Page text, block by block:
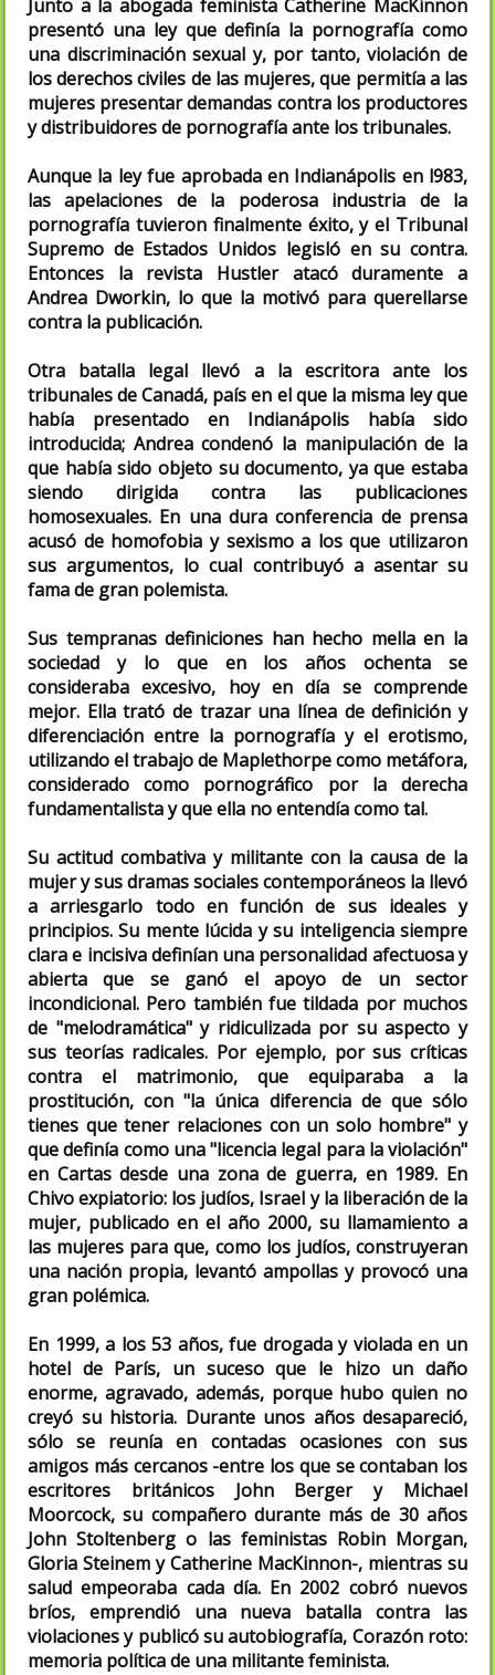
Junto a la abogada feminista Catherine MacKinnon
presentó una ley que definía la pornografía como
una discriminación sexual y, por tanto, violación de
los derechos civiles de las mujeres, que permitía a las
mujeres presentar demandas contra los productores
y distribuidores de pornografía ante los tribunales.
Aunque la ley fue aprobada en Indianápolis en l983,
las apelaciones de la poderosa industria de la
pornografía tuvieron finalmente éxito, y el Tribunal
Supremo de Estados Unidos legisló en su contra.
Entonces la revista Hustler atacó duramente a
Andrea Dworkin, lo que la motivó para querellarse
contra la publicación.
Otra batalla legal llevó a la escritora ante los
tribunales de Canadá, país en el que la misma ley que
había presentado en Indianápolis había sido
introducida; Andrea condenó la manipulación de la
que había sido objeto su documento, ya que estaba
siendo dirigida contra las publicaciones
homosexuales. En una dura conferencia de prensa
acusó de homofobia y sexismo a los que utilizaron
sus argumentos, lo cual contribuyó a asentar su
fama de gran polemista.
Sus tempranas definiciones han hecho mella en la
sociedad y lo que en los años ochenta se
consideraba excesivo, hoy en día se comprende
mejor. Ella trató de trazar una línea de definición y
diferenciación entre la pornografía y el erotismo,
utilizando el trabajo de Maplethorpe como metáfora,
considerado como pornográfico por la derecha
fundamentalista y que ella no entendía como tal.
Su actitud combativa y militante con la causa de la
mujer y sus dramas sociales contemporáneos la llevó
a arriesgarlo todo en función de sus ideales y
principios. Su mente lúcida y su inteligencia siempre
clara e incisiva definían una personalidad afectuosa y
abierta que se ganó el apoyo de un sector
incondicional. Pero también fue tildada por muchos
de "melodramática" y ridiculizada por su aspecto y
sus teorías radicales. Por ejemplo, por sus críticas
contra el matrimonio, que equiparaba a la
prostitución, con "la única diferencia de que sólo
tienes que tener relaciones con un solo hombre" y
que definía como una "licencia legal para la violación"
en Cartas desde una zona de guerra, en 1989. En
Chivo expiatorio: los judíos, Israel y la liberación de la
mujer, publicado en el año 2000, su llamamiento a
las mujeres para que, como los judíos, construyeran
una nación propia, levantó ampollas y provocó una
gran polémica.
En 1999, a los 53 años, fue drogada y violada en un
hotel de París, un suceso que le hizo un daño
enorme, agravado, además, porque hubo quien no
creyó su historia. Durante unos años desapareció,
sólo se reunía en contadas ocasiones con sus
amigos más cercanos -entre los que se contaban los
escritores británicos John Berger y Michael
Moorcock, su compañero durante más de 30 años
John Stoltenberg o las feministas Robin Morgan,
Gloria Steinem y Catherine MacKinnon-, mientras su
salud empeoraba cada día. En 2002 cobró nuevos
bríos, emprendió una nueva batalla contra las
violaciones y publicó su autobiografía, Corazón roto:
memoria política de una militante feminista.